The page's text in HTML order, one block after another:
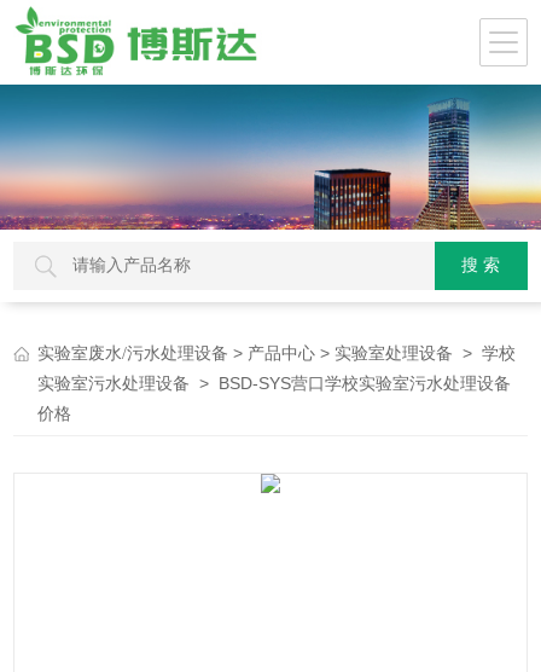
实验室废水/污水处理设备 > 产品中心 > 实验室处理设备 >学校
实验室污水处理设备 > BSD-SYS营口学校实验室污水处理设备
价格